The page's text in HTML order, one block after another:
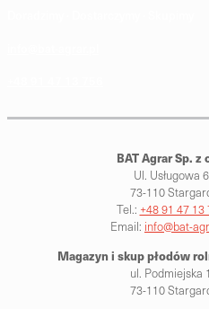
BAT Agrar Sp. z
Ul. Usługowa 6
73-110
Tel.: +48 91 47 13
Email: info@bat-
Magazyn i skup płodów
ul. Podmiejska 1
73-110